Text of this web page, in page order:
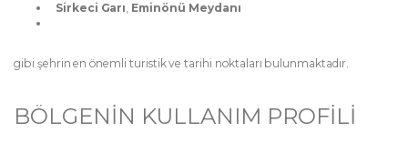
Sirkeci Garı, Eminönü Meydanı
gibi şehrin en önemli turistik ve tarihi noktaları bulunmaktadır.
BÖLGENİN KULLANIM PROFİLİ